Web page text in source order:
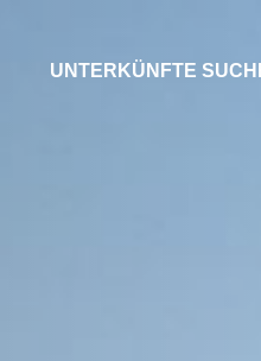
UNTERKÜNFTE